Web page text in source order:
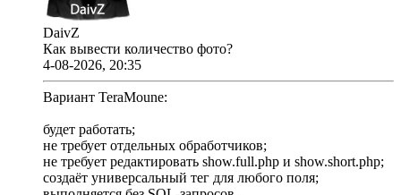
DaivZ
Как вывести количество фото?
4-08-2026, 20:35
Вариант TeraMoune:
будет работать;
не требует отдельных обработчиков;
не требует редактировать show.full.php и show.short.php;
создаёт универсальный тег для любого поля;